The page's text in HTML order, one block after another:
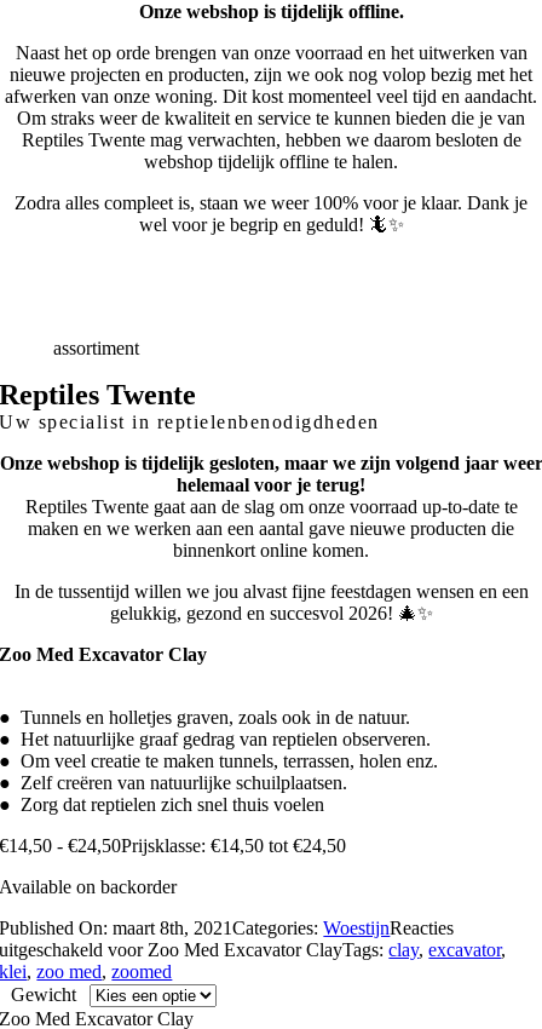
Onze webshop is tijdelijk offline.
Naast het op orde brengen van onze voorraad en het uitwerken van
nieuwe projecten en producten, zijn we ook nog volop bezig met het
afwerken van onze woning. Dit kost momenteel veel tijd en aandacht.
Om straks weer de kwaliteit en service te kunnen bieden die je van
Reptiles Twente mag verwachten, hebben we daarom besloten de
webshop tijdelijk offline te halen.
Zodra alles compleet is, staan we weer 100% voor je klaar. Dank je
wel voor je begrip en geduld! 🦎✨
Breedassortiment
Reptiles Twente
Uw specialist in reptielenbenodigdheden
Onze webshop is tijdelijk gesloten, maar we zijn volgend jaar weer
helemaal voor je terug!
Reptiles Twente gaat aan de slag om onze voorraad up-to-date te
maken en we werken aan een aantal gave nieuwe producten die
binnenkort online komen.
In de tussentijd willen we jou alvast fijne feestdagen wensen en een
gelukkig, gezond en succesvol 2026! 🎄✨
Zoo Med Excavator Clay
● Tunnels en holletjes graven, zoals ook in de natuur.
● Het natuurlijke graaf gedrag van reptielen observeren.
● Om veel creatie te maken tunnels, terrassen, holen enz.
● Zelf creëren van natuurlijke schuilplaatsen.
● Zorg dat reptielen zich snel thuis voelen
€14,50 - €24,50Prijsklasse: €14,50 tot €24,50
Available on backorder
Published On: maart 8th, 2021Categories:WoestijnReacties
uitgeschakeld voor Zoo Med Excavator ClayTags:clay,excavator,
klei,zoo med,zoomed
Gewicht
Zoo Med Excavator Clay